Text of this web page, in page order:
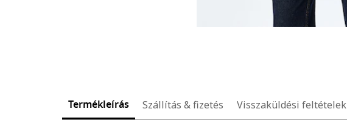
Termékleírás Szállítás & fizetés Visszaküldési feltételek